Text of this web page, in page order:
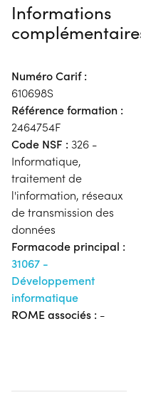
Informations
Numéro Carif :
610698S
Référence formation :
2464754F
Code NSF : 326 -
Informatique,
traitement de
l'information, réseaux
de transmission des
données
Formacode principal :
31067 -
Développement
informatique
ROME associés : -